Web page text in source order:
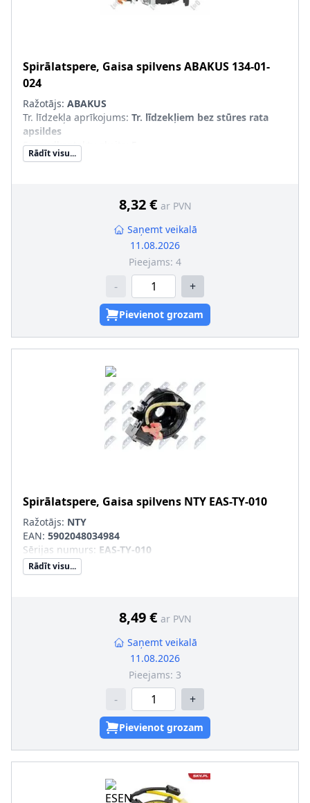
Spirālatspere, Gaisa spilvensABAKUS 134-01-
024
Ražotājs: ABAKUS
Tr. līdzekļa aprīkojums: Tr. līdzekļiem bez stūres rata
apsildes
Spraudkontaktu skaits
Papildu artikuls/Papildu info 2
Rādīt visu...
8,32 € ar PVN
Saņemt veikalā
11.08.2026
Pieejams: 4
- +
Pievienot grozam
Spirālatspere, Gaisa spilvens NTY EAS-TY-010
Ražotājs: NTY
EAN: 5902048034984
Sērijas numurs: EAS-TY-010
Rādīt visu...
8,49 € ar PVN
Saņemt veikalā
11.08.2026
Pieejams: 3
- +
Pievienot grozam